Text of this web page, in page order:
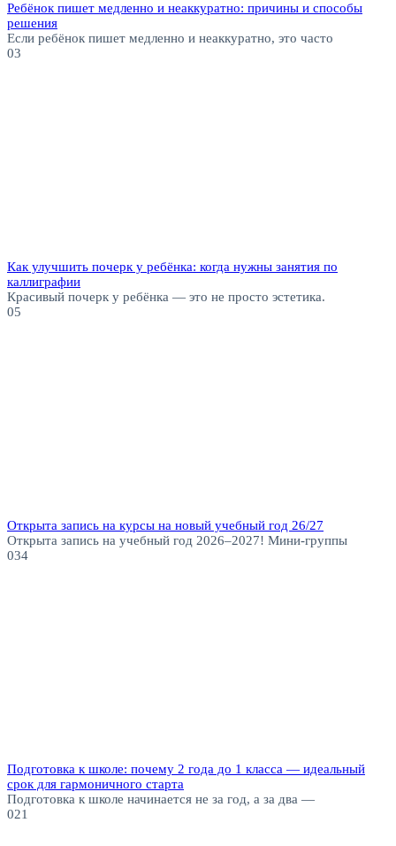
Ребёнок пишет медленно и неаккуратно: причины и способы
решения
Если ребёнок пишет медленно и неаккуратно, это часто
03
Как улучшить почерк у ребёнка: когда нужны занятия по
каллиграфии
Красивый почерк у ребёнка — это не просто эстетика.
05
Открыта запись на курсы на новый учебный год 26/27
Открыта запись на учебный год 2026–2027! Мини-группы
034
Подготовка к школе: почему 2 года до 1 класса — идеальный
срок для гармоничного старта
Подготовка к школе начинается не за год, а за два —
021